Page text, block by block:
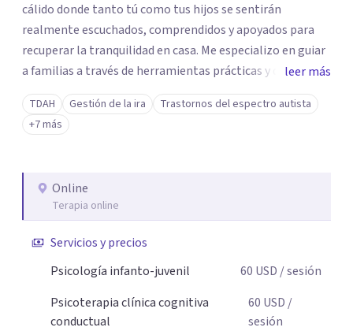
cálido donde tanto tú como tus hijos se sentirán
realmente escuchados, comprendidos y apoyados para
recuperar la tranquilidad en casa. Me especializo en guiar
a familias a través de herramientas prácticas y dinámicas
adaptadas a la edad de cada menor, dejando de lado las
etiquetas y los tecnicismos. Mi forma de trabajar se
centra en entender las emociones que hay detrás del
necesaria para superar sus retos y fortaleciendo la
comunicación entre ustedes. Acompaño a niños y
adolescentes que están lidiando con la ansiedad, la
timidez, la rebeldía o dificultades escolares, así como a
educar sin perder la paciencia ni el control. Si estás listo
para dar el primer paso hacia una convivencia familiar
más armoniosa, agenda tu sesión y empecemos a
leer más
TDAH Gestión de la ira
Trastornos del espectro autista
+7 más
Online
Terapia online
Servicios y precios
Psicología infanto-juvenil
60 USD / sesión
Psicoterapia clínica cognitiva
conductual
60 USD /
sesión